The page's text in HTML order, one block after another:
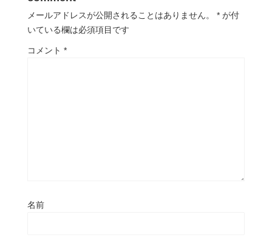
メールアドレスが公開されることはありません。 * が付
いている欄は必須項目です
コメント *
名前